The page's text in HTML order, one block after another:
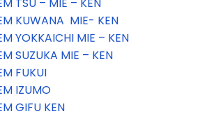
TSU – MIE – KEN
KUWANA MIE- KEN
YOKKAICHI MIE – KEN
SUZUKA MIE – KEN
FUKUI
IZUMO
GIFU KEN